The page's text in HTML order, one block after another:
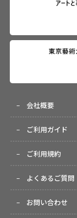
会社概要
ご利用ガイド
ご利用規約
よくあるご質問
お問い合わせ